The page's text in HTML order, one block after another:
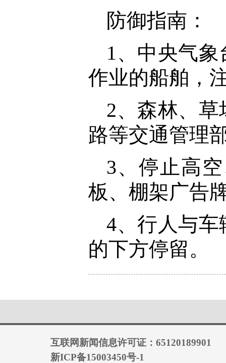
防御指南：
1、中央气
作业的船舶，
2、森林、
路等交通管理
3、停止高
板、棚架广告
4、行人与
的下方停留。
互联网新闻信息许可证：65120189901
新ICP备15003450号-1